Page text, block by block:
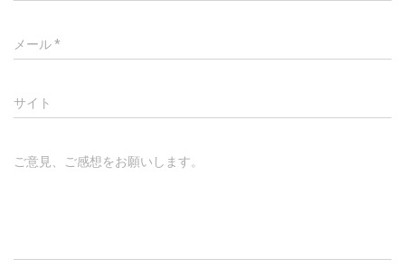
メール*
サイト
ご意見、ご感想をお願いします。